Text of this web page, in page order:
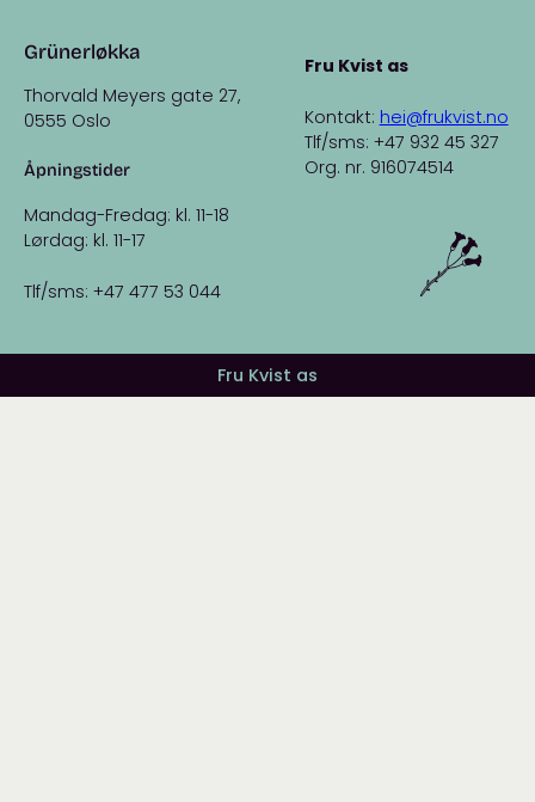
Grünerløkka
Thorvald Meyers gate 27,
0555 Oslo
Åpningstider
Mandag-Fredag: kl. 11-18
Lørdag: kl. 11-17
Tlf/sms: +47 477 53 044
Fru Kvist as
Kontakt: hei@frukvist.no
Tlf/sms: +47 932 45 327
Org. nr. 916074514
Fru Kvist as